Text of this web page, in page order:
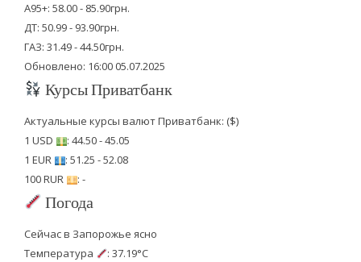
А95+: 58.00 - 85.90грн.
ДТ: 50.99 - 93.90грн.
ГАЗ: 31.49 - 44.50грн.
Обновлено: 16:00 05.07.2025
Курсы Приватбанк
Актуальные курсы валют Приватбанк: ($)
1 USD
: 44.50 - 45.05
1 EUR
: 51.25 - 52.08
100 RUR
: -
Погода
Сейчас в Запорожье ясно
Температура
: 37.19°C